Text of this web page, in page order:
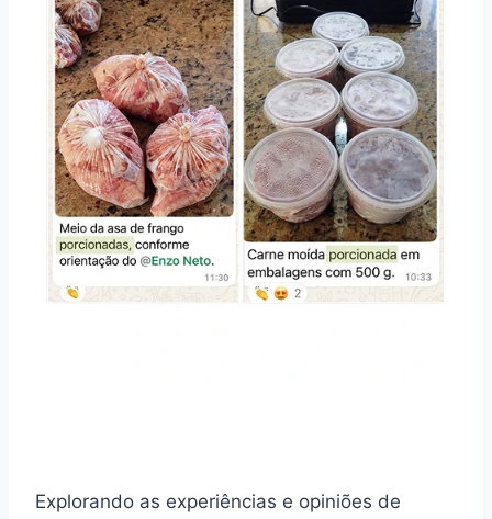
Explorando as experiências e opiniões de